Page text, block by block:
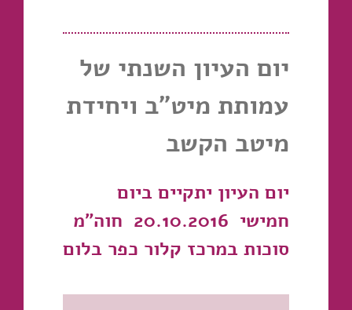
יום העיון השנתי של
עמותת מיט"ב ויחידת
מיטב הקשב
יום העיון יתקיים ביום
חמישי 20.10.2016 חוה"מ
סוכות במרכז קלור כפר בלום